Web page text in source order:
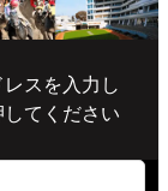
スを入力し
てください